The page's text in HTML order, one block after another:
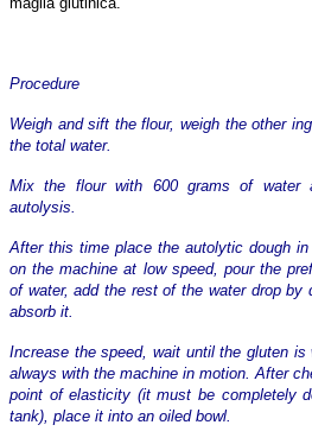
Procedure
Weigh and sift the flour, weigh the other
the total water.
Mix the flour with 600 grams of water
autolysis.
After this time place the autolytic dough
on the machine at low speed, pour the
of water, add the rest of the water drop by
absorb it.
Increase the speed, wait until the gluten is
always with the machine in motion. After
point of elasticity (it must be completely
tank), place it into an oiled bowl.